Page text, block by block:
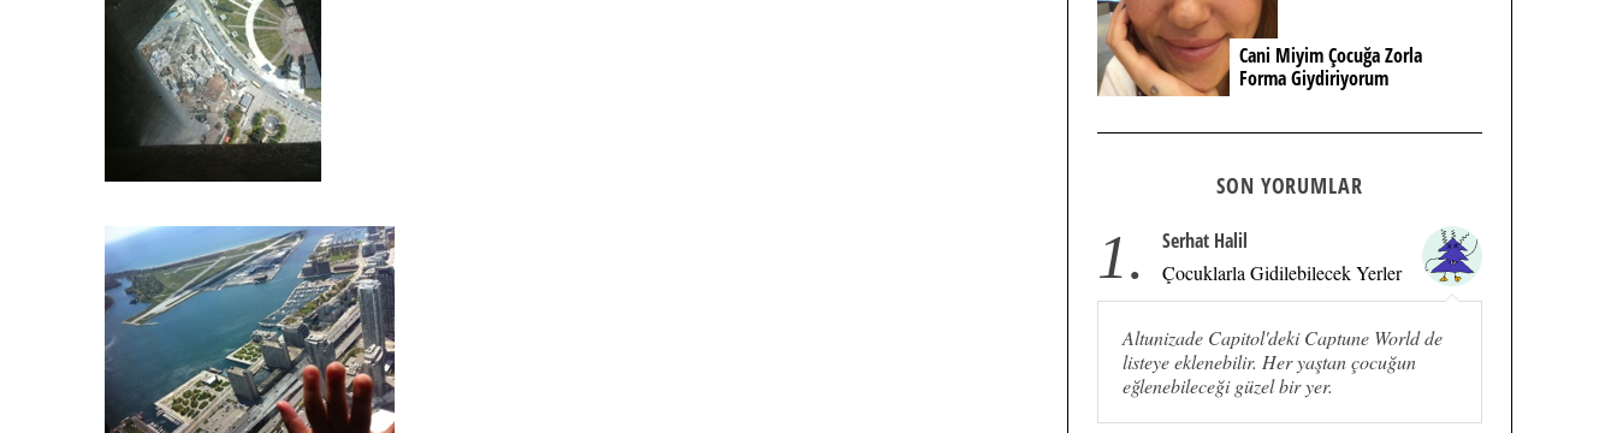
Cani Miyim Çocuğa Zorla
Forma Giydiriyorum
SON YORUMLAR
1. Serhat Halil
Çocuklarla Gidilebilecek Yerler
Altunizade Capitol'deki Captune World de
listeye eklenebilir. Her yaştan çocuğun
eğlenebileceği güzel bir yer.